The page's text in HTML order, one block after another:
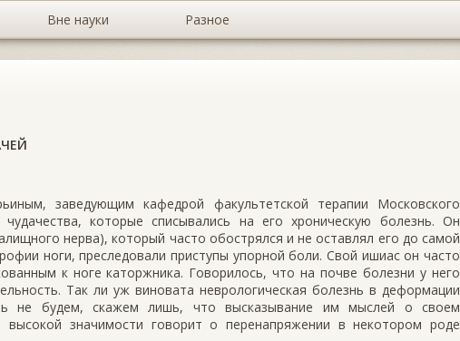
Вне науки Разное
заведующим кафедрой факультетской терапии Московского
чудачества, которые списывались на его хроническую болезнь. Он
нерва), который часто обострялся и не оставлял его до самой
ноги, преследовали приступы упорной боли. Свой ишиас он часто
к ноге каторжника. Говорилось, что на почве болезни у него
Так ли уж виновата неврологическая болезнь в деформации
не будем, скажем лишь, что высказывание им мыслей о своем
высокой значимости говорит о перенапряжении в некотором роде